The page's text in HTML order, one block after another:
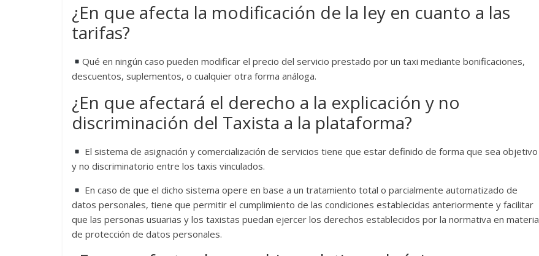
¿En que afecta la modificación de la ley en cuanto a las
tarifas?
Qué en ningún caso pueden modificar el precio del servicio prestado por un taxi mediante bonificaciones,
descuentos, suplementos, o cualquier otra forma análoga.
¿En que afectará el derecho a la explicación y no
discriminación del Taxista a la plataforma?
El sistema de asignación y comercialización de servicios tiene que estar definido de forma que sea objetivo
y no discriminatorio entre los taxis vinculados.
En caso de que el dicho sistema opere en base a un tratamiento total o parcialmente automatizado de
datos personales, tiene que permitir el cumplimiento de las condiciones establecidas anteriormente y facilitar
que las personas usuarias y los taxistas puedan ejercer los derechos establecidos por la normativa en materia
de protección de datos personales.